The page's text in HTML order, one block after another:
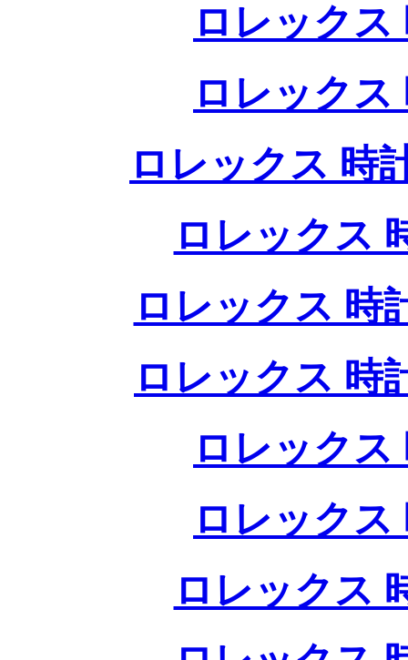
ロレックス
ロレックス
ロレックス 時
ロレックス
ロレックス 時
ロレックス 時
ロレックス
ロレックス
ロレックス